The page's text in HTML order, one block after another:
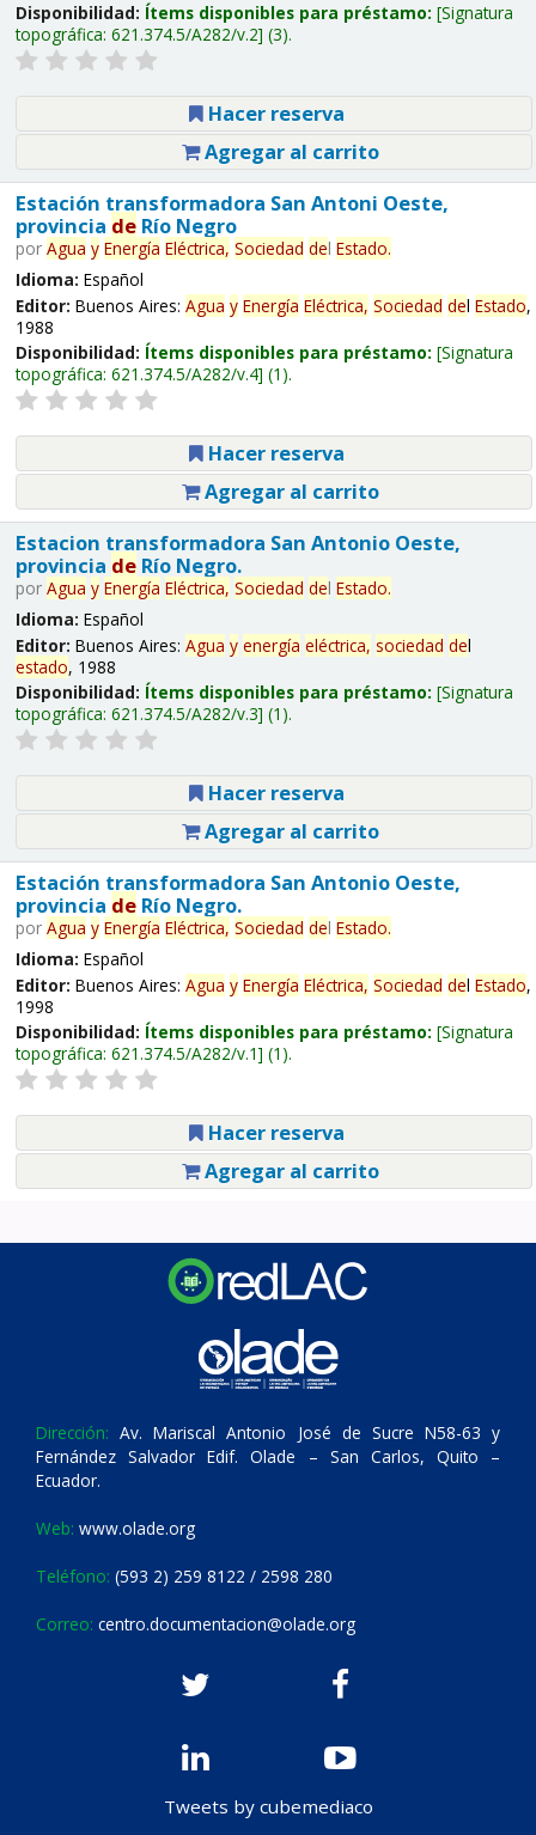
Disponibilidad: Ítems disponibles para préstamo: Signatura
topográfica: 621.374.5/A282/v.2 (3).
Hacer reserva
Agregar al carrito
Estación transformadora San Antoni Oeste,
provincia deRío Negro
por Agua y Energía Eléctrica, Sociedad del Estado.
Idioma: Español
Editor: Buenos Aires: Agua y Energía Eléctrica, Sociedad del Estado,
1988
Disponibilidad: Ítems disponibles para préstamo: Signatura
topográfica: 621.374.5/A282/v.4 (1).
Hacer reserva
Agregar al carrito
Estacion transformadora San Antonio Oeste,
provincia deRío Negro.
por Agua y Energía Eléctrica, Sociedad del Estado.
Idioma: Español
Editor: Buenos Aires: Agua y energía eléctrica, sociedad del
estado, 1988
Disponibilidad: Ítems disponibles para préstamo: Signatura
topográfica: 621.374.5/A282/v.3 (1).
Hacer reserva
Agregar al carrito
Estación transformadora San Antonio Oeste,
provincia deRío Negro.
por Agua y Energía Eléctrica, Sociedad del Estado.
Idioma: Español
Editor: Buenos Aires: Agua y Energía Eléctrica, Sociedad del Estado,
1998
Disponibilidad: Ítems disponibles para préstamo: Signatura
topográfica: 621.374.5/A282/v.1 (1).
Hacer reserva
Agregar al carrito
Dirección: Av. Mariscal Antonio José de Sucre N58-63 y
Fernández Salvador Edif. Olade – San Carlos, Quito –
Ecuador.
Web: www.olade.org
Teléfono: (593 2) 259 8122 / 2598 280
Correo: centro.documentacion@olade.org
Tweets by cubemediaco